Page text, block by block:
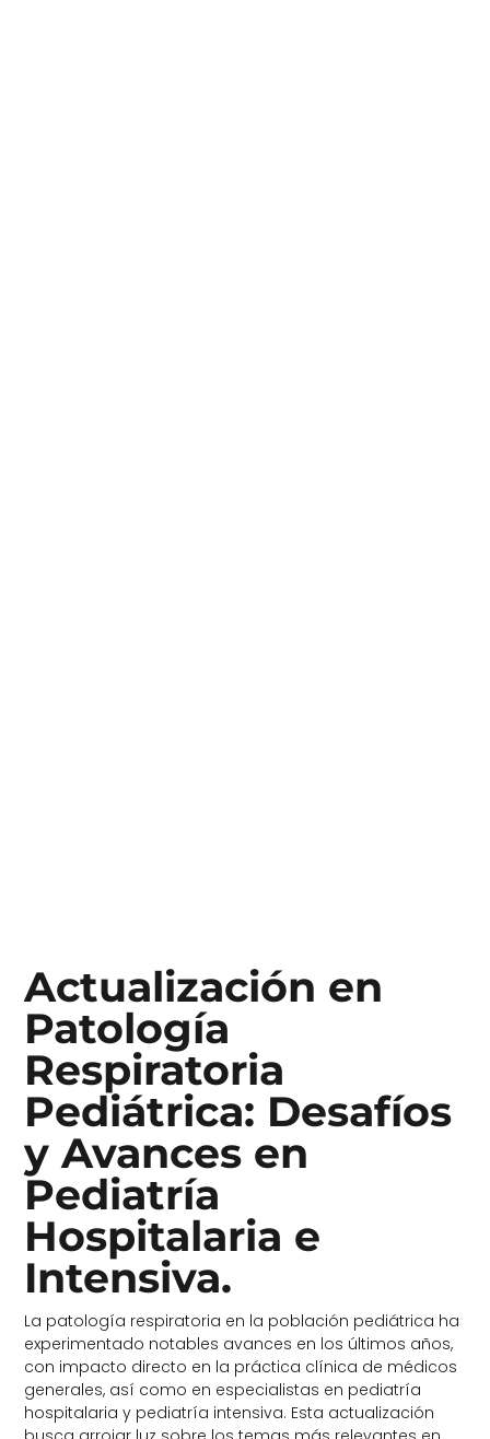
Actualización en
Patología
Respiratoria
Pediátrica: Desafíos
y Avances en
Pediatría
Hospitalaria e
Intensiva.
La patología respiratoria en la población pediátrica ha
experimentado notables avances en los últimos años,
con impacto directo en la práctica clínica de médicos
generales, así como en especialistas en pediatría
hospitalaria y pediatría intensiva. Esta actualización